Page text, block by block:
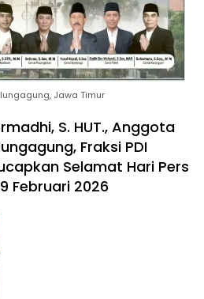
Jawa Timur
S. HUT., Anggota
Fraksi PDI
Selamat Hari Pers
Februari 2026